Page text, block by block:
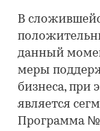
В
данный
меры
бизнеса, при
является
Программа